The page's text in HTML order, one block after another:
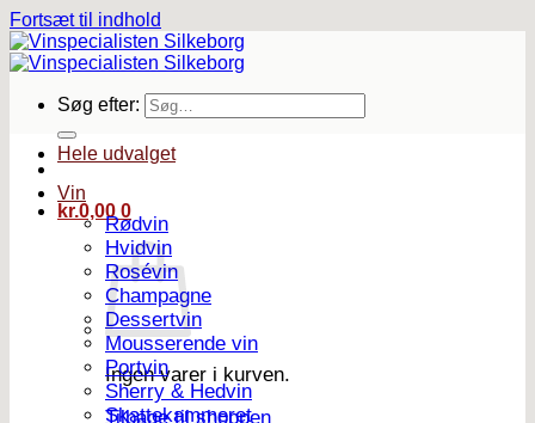
Fortsæt til indhold
Søg efter:
kr.0,00 0
Ingen varer i kurven.
Tilbage til shoppen
Hele udvalget
Vin
Rødvin
Hvidvin
Rosévin
Champagne
Dessertvin
Mousserende vin
Portvin
Sherry & Hedvin
Skattekammeret